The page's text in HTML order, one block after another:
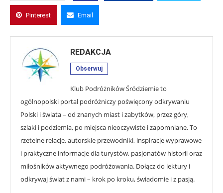
Pinterest Email
REDAKCJA
Obserwuj
Klub Podróżników Śródziemie to
ogólnopolski portal podróżniczy poświęcony odkrywaniu
Polski i świata – od znanych miast i zabytków, przez góry,
szlaki i podziemia, po miejsca nieoczywiste i zapomniane. To
rzetelne relacje, autorskie przewodniki, inspiracje wyprawowe
i praktyczne informacje dla turystów, pasjonatów historii oraz
miłośników aktywnego podróżowania. Dołącz do lektury i
odkrywaj świat z nami – krok po kroku, świadomie i z pasją.